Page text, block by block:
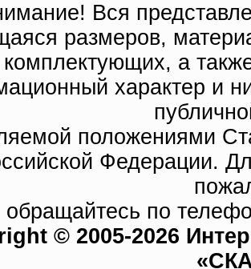
Вся
размеров,
комплектующих, а
характер и
положениями
Федерации.
обращайтесь по
© 2005-2026